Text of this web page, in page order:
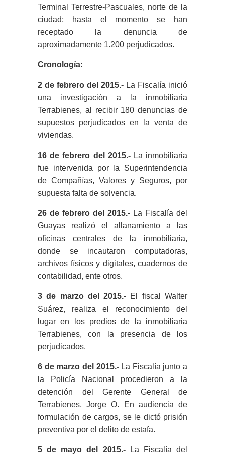
Terminal Terrestre-Pascuales, norte de la
ciudad; hasta el momento se han
receptado la denuncia de
aproximadamente 1.200 perjudicados.
Cronología:
2 de febrero del 2015.- La Fiscalía inició
una investigación a la inmobiliaria
Terrabienes, al recibir 180 denuncias de
supuestos perjudicados en la venta de
viviendas.
16 de febrero del 2015.-La inmobiliaria
fue intervenida por la Superintendencia
de Compañías, Valores y Seguros, por
supuesta falta de solvencia.
26 de febrero del 2015.- La Fiscalía del
Guayas realizó el allanamiento a las
oficinas centrales de la inmobiliaria,
donde se incautaron computadoras,
archivos físicos y digitales, cuadernos de
contabilidad, ente otros.
3 de marzo del 2015.- El fiscal Walter
Suárez, realiza el reconocimiento del
lugar en los predios de la inmobiliaria
Terrabienes, con la presencia de los
perjudicados.
6 de marzo del 2015.-La Fiscalía junto a
la Policía Nacional procedieron a la
detención del Gerente General de
Terrabienes, Jorge O. En audiencia de
formulación de cargos, se le dictó prisión
preventiva por el delito de estafa.
5 de mayo del 2015.-La Fiscalía del